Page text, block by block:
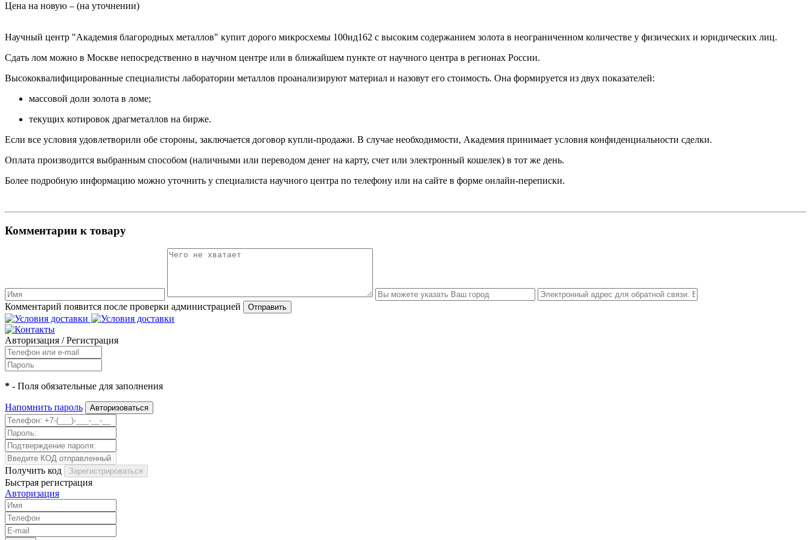
Цена на новую – (на уточнении)
Научный центр "Академия благородных металлов" купит дорого микросхемы 100ид162 с высоким содержанием золота в неограниченном количестве у физических и юридических лиц.
Сдать лом можно в Москве непосредственно в научном центре или в ближайшем пункте от научного центра в регионах России.
Высококвалифицированные специалисты лаборатории металлов проанализируют материал и назовут его стоимость. Она формируется из двух показателей:
массовой доли золота в ломе;
текущих котировок драгметаллов на бирже.
Если все условия удовлетворили обе стороны, заключается договор купли-продажи. В случае необходимости, Академия принимает условия конфиденциальности сделки.
Оплата производится выбранным способом (наличными или переводом денег на карту, счет или электронный кошелек) в тот же день.
Более подробную информацию можно уточнить у специалиста научного центра по телефону или на сайте в форме онлайн-переписки.
Комментарии к товару
Комментарий появится после проверки администрацией
Авторизация /Регистрация
* - Поля обязательные для заполнения
Напомнить пароль
Получить код
Быстрая регистрация
Авторизация